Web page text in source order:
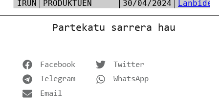
Partekatu sarrera hau
Facebook
Twitter
Telegram
WhatsApp
Email